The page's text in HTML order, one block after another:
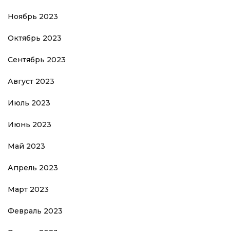
Ноябрь 2023
Октябрь 2023
Сентябрь 2023
Август 2023
Июль 2023
Июнь 2023
Май 2023
Апрель 2023
Март 2023
Февраль 2023